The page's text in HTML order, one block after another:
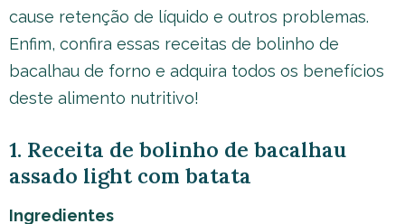
cause retenção de líquido e outros problemas.
Enfim, confira essas receitas de bolinho de
bacalhau de forno e adquira todos os benefícios
deste alimento nutritivo!
1. Receita de bolinho de bacalhau
assado light com batata
Ingredientes